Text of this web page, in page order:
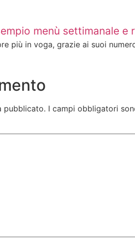
menù settimanale e
più in voga, grazie ai suoi
pubblicato. I campi obbligatori